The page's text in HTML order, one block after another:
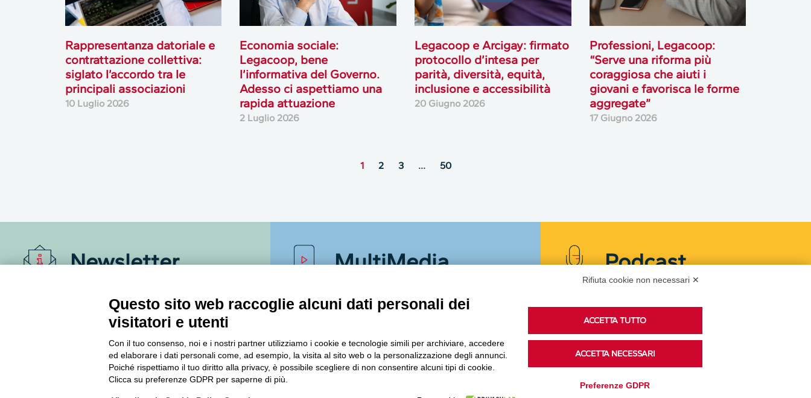
Rappresentanza datoriale e
contrattazione collettiva:
siglato l’accordo tra le
principali associazioni
10 Luglio 2026
Economia sociale:
Legacoop, bene
l’informativa del Governo.
Adesso ci aspettiamo una
rapida attuazione
2 Luglio 2026
Legacoop e Arcigay: firmato
protocollo d’intesa per
parità, diversità, equità,
inclusione e accessibilità
20 Giugno 2026
Professioni, Legacoop:
“Serve una riforma più
coraggiosa che aiuti i
giovani e favorisca le forme
aggregate”
17 Giugno 2026
1 2 3 … 50
Newsletter
Informazioni per restare sempre aggiornati sul
mondo della cooperazione.
MultiMedia Podcast
su Spreaker.
Accedi alla sezione
Rifiuta cookie non necessari ✕
Questo sito web raccoglie alcuni dati personali dei
visitatori e utenti
Con il tuo consenso, noi e i nostri partner utilizziamo i cookie e tecnologie simili per archiviare, accedere
ed elaborare i dati personali come, ad esempio, la visita al sito web o la personalizzazione degli annunci.
Poiché rispettiamo il tuo diritto alla privacy, è possibile scegliere di non consentire alcuni tipi di cookie.
Clicca su preferenze GDPR per saperne di più.
ACCETTA TUTTO
ACCETTA NECESSARI
Preferenze GDPR